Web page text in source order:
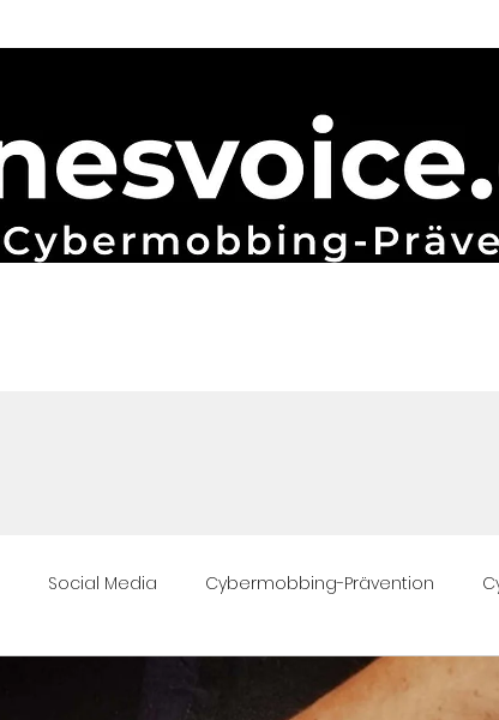
Social Media Cybermobbing-Prävention
celinesvoice.ch